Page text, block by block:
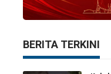
BERITA TERKINI